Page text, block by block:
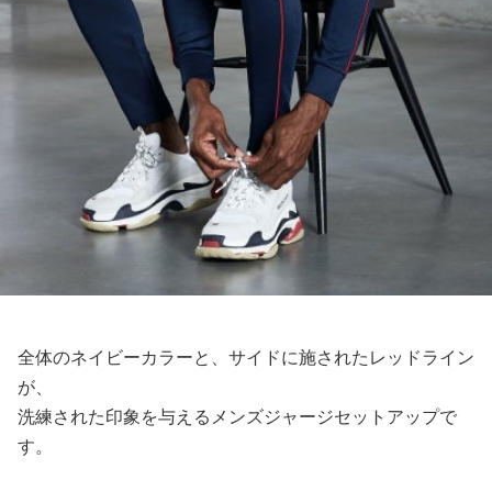
全体のネイビーカラーと、サイドに施されたレッドライン
が、
洗練された印象を与えるメンズジャージセットアップで
す。